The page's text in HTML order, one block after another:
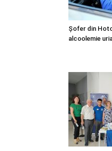
Șofer din
alcoolemie